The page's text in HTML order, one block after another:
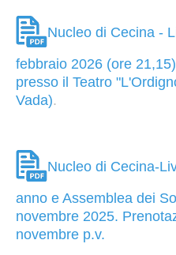
Nucleo di Cecina -
febbraio 2026 (ore
presso il Teatro
Vada).
Nucleo di Cecina-
anno e Assemblea dei
novembre 2025.
novembre p.v.